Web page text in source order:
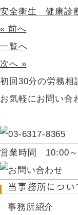
安全衛生 健康診
« 前へ
一覧へ
次へ »
初回30分の労務相
お気軽にお問い合
営業時間 10:00
当事務所につい
事務所紹介